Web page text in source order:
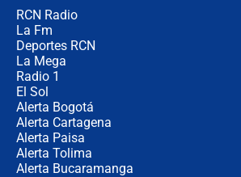
RCN Radio
La Fm
Deportes RCN
La Mega
Radio 1
El Sol
Alerta Bogotá
Alerta Cartagena
Alerta Paisa
Alerta Tolima
Alerta Bucaramanga